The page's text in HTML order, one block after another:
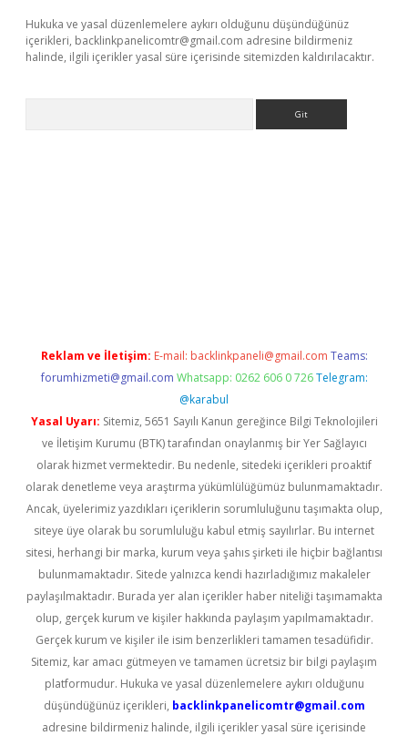
Hukuka ve yasal düzenlemelere aykırı olduğunu düşündüğünüz
içerikleri, backlinkpanelicomtr@gmail.com adresine bildirmeniz
halinde, ilgili içerikler yasal süre içerisinde sitemizden kaldırılacaktır.
Reklam ve İletişim: E-mail: backlinkpaneli@gmail.com Teams:
forumhizmeti@gmail.com Whatsapp: 0262 606 0 726 Telegram:
@karabul
Yasal Uyarı: Sitemiz, 5651 Sayılı Kanun gereğince Bilgi Teknolojileri
ve İletişim Kurumu (BTK) tarafından onaylanmış bir Yer Sağlayıcı
olarak hizmet vermektedir. Bu nedenle, sitedeki içerikleri proaktif
olarak denetleme veya araştırma yükümlülüğümüz bulunmamaktadır.
Ancak, üyelerimiz yazdıkları içeriklerin sorumluluğunu taşımakta olup,
siteye üye olarak bu sorumluluğu kabul etmiş sayılırlar. Bu internet
sitesi, herhangi bir marka, kurum veya şahıs şirketi ile hiçbir bağlantısı
bulunmamaktadır. Sitede yalnızca kendi hazırladığımız makaleler
paylaşılmaktadır. Burada yer alan içerikler haber niteliği taşımamakta
olup, gerçek kurum ve kişiler hakkında paylaşım yapılmamaktadır.
Gerçek kurum ve kişiler ile isim benzerlikleri tamamen tesadüfidir.
Sitemiz, kar amacı gütmeyen ve tamamen ücretsiz bir bilgi paylaşım
platformudur. Hukuka ve yasal düzenlemelere aykırı olduğunu
düşündüğünüz içerikleri, backlinkpanelicomtr@gmail.com
adresine bildirmeniz halinde, ilgili içerikler yasal süre içerisinde